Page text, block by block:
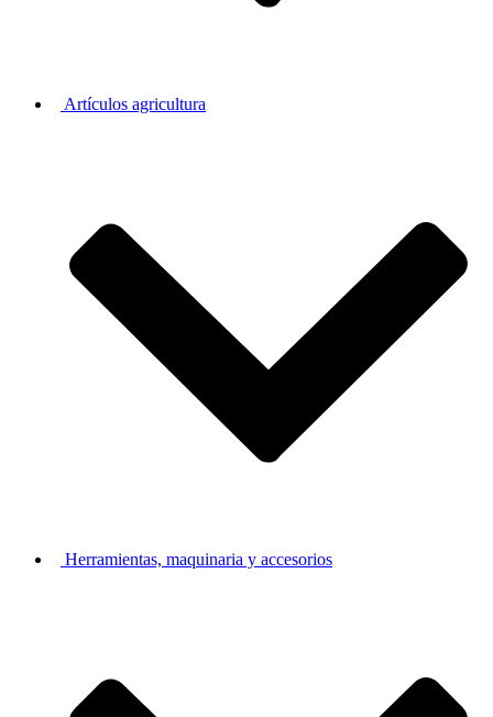
Artículos agricultura
Herramientas, maquinaria y accesorios